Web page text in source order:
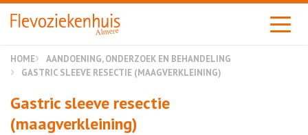
Almere
HOME
AANDOENING, ONDERZOEK EN BEHANDELING
GASTRIC SLEEVE RESECTIE (MAAGVERKLEINING)
Gastric sleeve resectie
(maagverkleining)